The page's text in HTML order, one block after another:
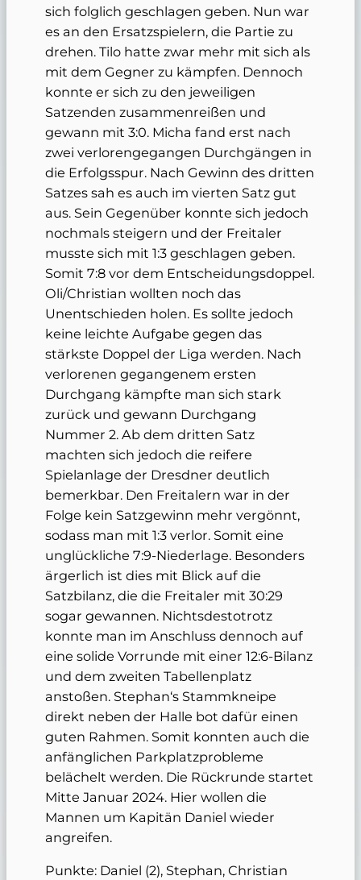
sich folglich geschlagen geben. Nun war
es an den Ersatzspielern, die Partie zu
drehen. Tilo hatte zwar mehr mit sich als
mit dem Gegner zu kämpfen. Dennoch
konnte er sich zu den jeweiligen
Satzenden zusammenreißen und
gewann mit 3:0. Micha fand erst nach
zwei verlorengegangen Durchgängen in
die Erfolgsspur. Nach Gewinn des dritten
Satzes sah es auch im vierten Satz gut
aus. Sein Gegenüber konnte sich jedoch
nochmals steigern und der Freitaler
musste sich mit 1:3 geschlagen geben.
Somit 7:8 vor dem Entscheidungsdoppel.
Oli/Christian wollten noch das
Unentschieden holen. Es sollte jedoch
keine leichte Aufgabe gegen das
stärkste Doppel der Liga werden. Nach
verlorenen gegangenem ersten
Durchgang kämpfte man sich stark
zurück und gewann Durchgang
Nummer 2. Ab dem dritten Satz
machten sich jedoch die reifere
Spielanlage der Dresdner deutlich
bemerkbar. Den Freitalern war in der
Folge kein Satzgewinn mehr vergönnt,
sodass man mit 1:3 verlor. Somit eine
unglückliche 7:9-Niederlage. Besonders
ärgerlich ist dies mit Blick auf die
Satzbilanz, die die Freitaler mit 30:29
sogar gewannen. Nichtsdestotrotz
konnte man im Anschluss dennoch auf
eine solide Vorrunde mit einer 12:6-Bilanz
und dem zweiten Tabellenplatz
anstoßen. Stephan‘s Stammkneipe
direkt neben der Halle bot dafür einen
guten Rahmen. Somit konnten auch die
anfänglichen Parkplatzprobleme
belächelt werden. Die Rückrunde startet
Mitte Januar 2024. Hier wollen die
Mannen um Kapitän Daniel wieder
angreifen.
Punkte: Daniel (2), Stephan, Christian